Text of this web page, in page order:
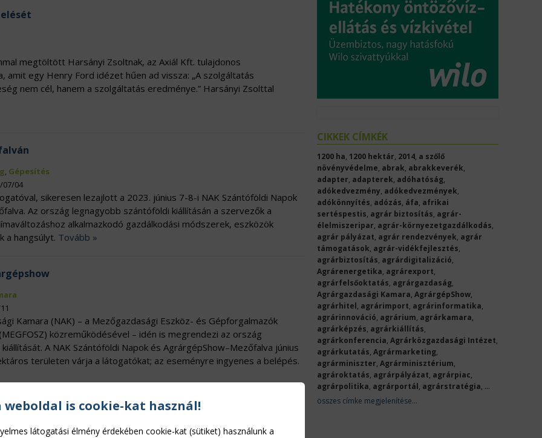
megtöltött Harsányi Zsoltnak, az Axiál Kft. tulajdonos
amit egy Henry Ford idézet hűen ad vissza: „A szolgáltatás
nem cél, hanem a szolgáltatás eredménye.” Harsányi Zsolttal
, Gépesítés
07/04
sikeresen lezajlott a 2023. június 7-8-i NAK Szántóföldi Napok
Az ország legnagyobb szántóföldi kiállításán a szervezők a
alkalmazkodó gazdálkodási módszerek, eszközök
a hangsúlyt. Tovább »
Kamara (NAK) – a Mezőgazdasági Eszköz- és Gépforgalmazók
közreműködésével – idén is megrendezi az ország
A NAK Szántóföldi Napok és AgrárgépShow–Mezőfalva június
területen várja a látogatókat; az eseményre ingyenes a belépés.
,Növényvédelem
CIKKEK CÍMKÉK
1200 ha, 1200 hektár, 2014, a szőlő
növényvédelme, abrak, abrakkeverék,
adapter, adapterek, adóhatóság,
adókedvezmény, adókedvezmények,
adókönnyítés, adózás, áfa, afrikai
sertéspestis, agrár biztosítás, agrár-
élelmiszeripar, agrár-környezetgazdálkodás,
agrár pályázat, agrár rendezvények, agrár
támogatások, agrár-vidékfejlesztés,
agrárbiztosítás, agrárdigitalizáció,
Agrárenergetika, agrárexport,
agrárfelsőoktatás, agrárgazdaság,
Agrárgazdasági Kamara, AgrárgépShow,
agrárhitel, agrárimport, agrárinformatika,
agrárinnováció, agrárium, agrárkamara,
agrárképzés, agrárkiállítás,
agrárkonferencia, Agrárközgazdasági Intézet,
agrárkutatás, Agrármarketing,
agrárminiszter, Agrárminisztérium,
agrároktatás, agrárpályázat, agrárpiac,
agrárpolitika, agrárportál, agrárstratégia, ...
összes címke megjelenítése...
weboldal is cookie-kat használ!
látogatási élmény érdekében cookie-kat (sütiket) használunk a